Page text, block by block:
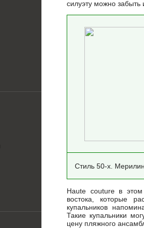
силуэту можно
Стиль 50-х.
Haute couture в этом
востока, которые
купальников
Такие купальники
цену пляжного